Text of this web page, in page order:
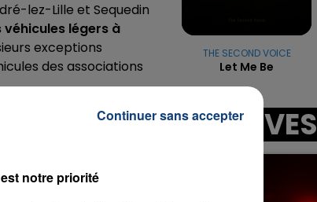
7h00 - 11h00
LA TEAM DE L'ÉTÉ
lez-Lille et Sequedin
légers à
exceptions
des associations
transports Ilevia sera
DANS
THE SECOND VOICE
Let Me Be
LES LIVES
notre priorité
Continuer sans accepter